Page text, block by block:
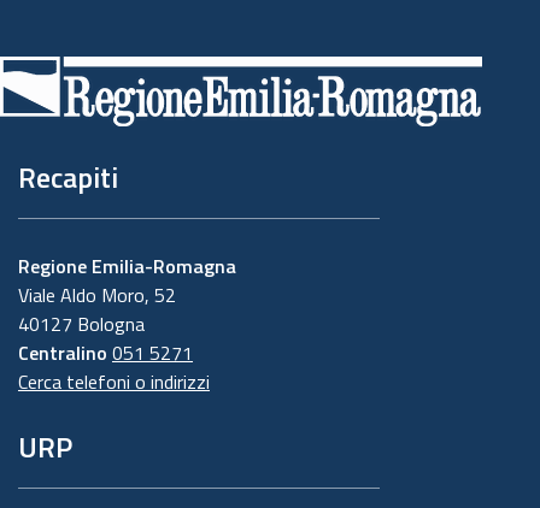
di
pagina
Recapiti
Regione Emilia-Romagna
Viale Aldo Moro, 52
40127 Bologna
Centralino 051 5271
Cerca telefoni o indirizzi
URP